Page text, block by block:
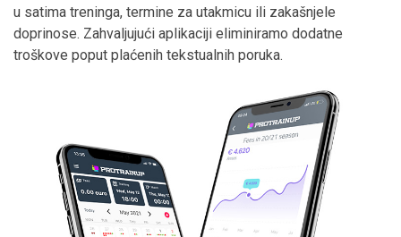
u satima treninga, termine za utakmicu ili zakašnjele
doprinose. Zahvaljujući aplikaciji eliminiramo dodatne
troškove poput plaćenih tekstualnih poruka.